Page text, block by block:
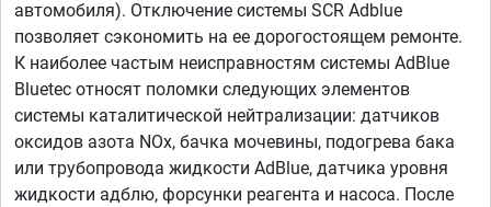
автомобиля). Отключение системы SCR Adblue
позволяет сэкономить на ее дорогостоящем ремонте.
К наиболее частым неисправностям системы AdBlue
Bluetec относят поломки следующих элементов
системы каталитической нейтрализации: датчиков
оксидов азота NOx, бачка мочевины, подогрева бака
или трубопровода жидкости AdBlue, датчика уровня
жидкости адблю, форсунки реагента и насоса. После